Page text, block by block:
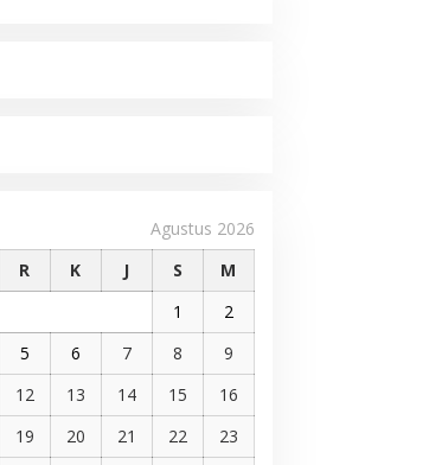
Agustus 2026
R K J S
M
1
2
5 6 7 8
9
12 13 14 15
16
19 20 21 22
23